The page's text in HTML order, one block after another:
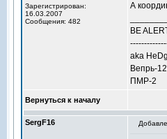
Зарегистрирован:
16.03.2007
Сообщения: 482
А
BE
aka
Вепрь-
ПМР-2
Вернуться к началу
SergF16